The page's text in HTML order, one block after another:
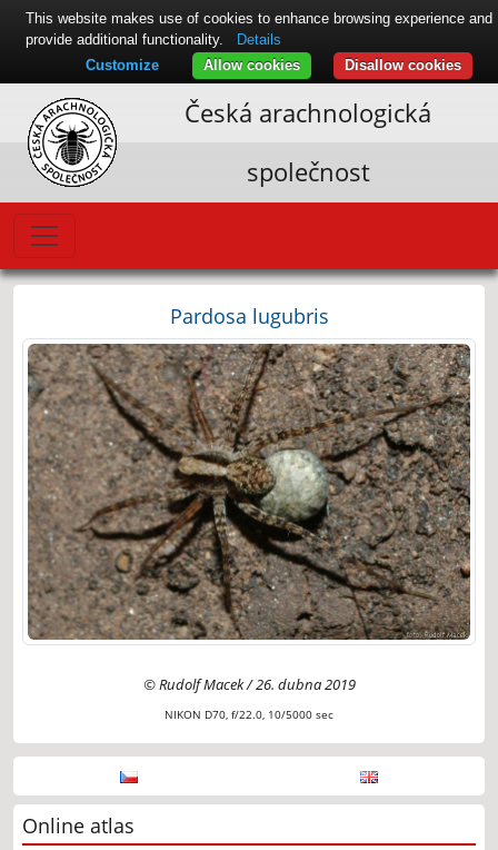
Česká arachnologická
společnost
Pardosa lugubris
© Rudolf Macek / 26. dubna 2019
NIKON D70, f/22.0, 10/5000 sec
Online atlas
This website makes use of cookies to enhance browsing experience and
provide additional functionality.
Details
Disallow cookies
Allow cookies
Customize